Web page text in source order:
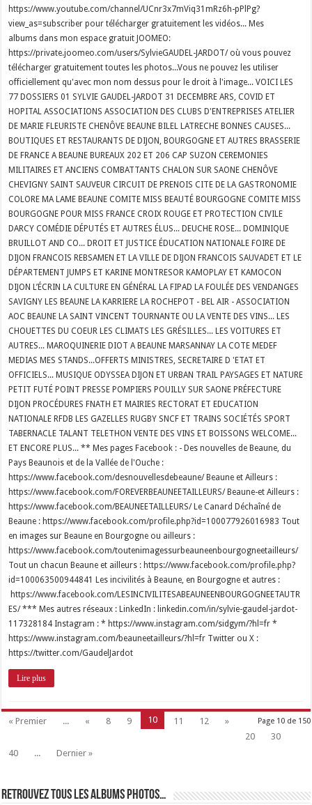
https://www.youtube.com/channel/UCnr3x7mViq31mRz6h-pPlPg?
view_as=subscriber pour télécharger gratuitement les vidéos... Mes
albums dans mon espace gratuit JOOMEO:
https://private.joomeo.com/users/SylvieGAUDEL-JARDOT/ où vous pouvez
télécharger gratuitement toutes les photos...Vous ne pouvez les utiliser
officiellement qu'avec mon nom dessus pour le droit à l'image... VOICI LES
77 DOSSIERS 01 SYLVIE GAUDEL-JARDOT 31 DECEMBRE ARS, COVID ET
HOPITAL ASSOCIATIONS ASSOCIATION DES CLUBS D'ENTREPRISES ATELIER
DE MARIE FLEURISTE CHENÔVE BEAUNE BILEL LATRECHE BONNES CAUSES...
BOUTIQUES ET RESTAURANTS DE DIJON, BOURGOGNE ET AUTRES BRASSERIE
DE FRANCE A BEAUNE BUREAUX 202 ET 206 CAP SUZON CEREMONIES
MILITAIRES ET ANCIENS COMBATTANTS CHALON SUR SAONE CHENÔVE
CHEVIGNY SAINT SAUVEUR CIRCUIT DE PRENOIS CITE DE LA GASTRONOMIE
COLORE MA LAME BEAUNE COMITE MISS BEAUTÉ BOURGOGNE COMITE MISS
BOURGOGNE POUR MISS FRANCE CROIX ROUGE ET PROTECTION CIVILE
DARCY COMÉDIE DÉPUTÉS ET AUTRES ÉLUS... DEUCHE ROSE... DOMINIQUE
BRUILLOT AND CO... DROIT ET JUSTICE ÉDUCATION NATIONALE FOIRE DE
DIJON FRANCOIS REBSAMEN ET LA VILLE DE DIJON FRANCOIS SAUVADET ET LE
DÉPARTEMENT JUMPS ET KARINE MONTRESOR KAMOPLAY ET KAMOCON
DIJON L’ÉCRIN LA CULTURE EN GÉNÉRAL LA FIPAD LA FOULÉE DES VENDANGES
SAVIGNY LES BEAUNE LA KARRIERE LA ROCHEPOT - BEL AIR - ASSOCIATION
AOC BEAUNE LA SAINT VINCENT TOURNANTE OU LA VENTE DES VINS... LES
CHOUETTES DU COEUR LES CLIMATS LES GRÉSILLES... LES VOITURES ET
AUTRES... MAROQUINERIE DIOT A BEAUNE MARSANNAY LA COTE MEDEF
MEDIAS MES STANDS...OFFERTS MINISTRES, SECRETAIRE D 'ETAT ET
OFFICIELS... MUSIQUE ODYSSEA DIJON ET URBAN TRAIL PAYSAGES ET NATURE
PETIT FUTÉ POINT PRESSE POMPIERS POUILLY SUR SAONE PRÉFECTURE
DIJON PROCÉDURES FNATH ET MAIRIES RECTORAT ET EDUCATION
NATIONALE RFDB LES GAZELLES RUGBY SNCF ET TRAINS SOCIÉTÉS SPORT
TABERNACLE TALANT TELETHON VENTE DES VINS ET BOISSONS WELCOME...
ET ENCORE PLUS... ** Mes pages Facebook : - Des nouvelles de Beaune, du
Pays Beaunois et de la Vallée de l'Ouche :
https://www.facebook.com/desnouvellesdebeaune/ Beaune et Ailleurs :
https://www.facebook.com/FOREVERBEAUNEETAILLEURS/ Beaune-et Ailleurs :
https://www.facebook.com/BEAUNEETAILLEURS/ Le Canard Déchaîné de
Beaune : https://www.facebook.com/profile.php?id=100077926016983 Tout
en images sur Beaune en Bourgogne ou ailleurs :
https://www.facebook.com/toutenimagessurbeauneenbourgogneetailleurs/
Tout un chacun Beaune et ailleurs : https://www.facebook.com/profile.php?
id=100063500944841 Les incivilités à Beaune, en Bourgogne et autres :
https://www.facebook.com/LESINCIVILITESABEAUNEENBOURGOGNEETAUTR
ES/ *** Mes autres réseaux : LinkedIn : linkedin.com/in/sylvie-gaudel-jardot-
117328184 Instagram : * https://www.instagram.com/sidgym/?hl=fr *
https://www.instagram.com/beauneetailleurs/?hl=fr Twitter ou X :
https://twitter.com/GaudelJardot
Lire plus
Page 10 de 150
« Premier ... « 8 9 10 11 12
»
20
30
40
... Dernier »
Retrouvez tous les albums photos…